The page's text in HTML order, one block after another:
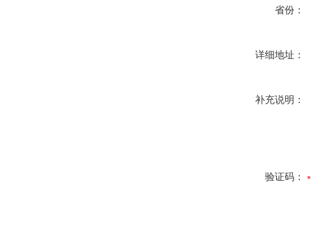
省份：
详细地址：
补充说明：
验证码：